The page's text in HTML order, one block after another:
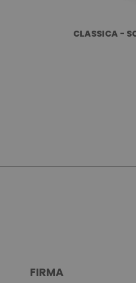
CLASSICA -
FIRMA